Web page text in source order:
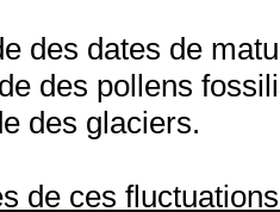
des dates de
des pollens
des glaciers.
de ces